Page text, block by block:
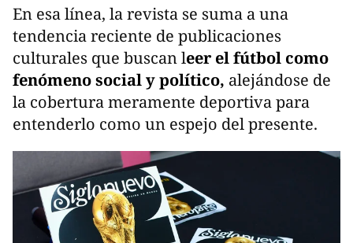
En esa línea, la revista se suma a una
tendencia reciente de publicaciones
culturales que buscan leer el fútbol como
fenómeno social y político, alejándose de
la cobertura meramente deportiva para
entenderlo como un espejo del presente.